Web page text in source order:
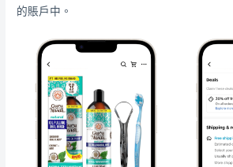
的賬戶中。